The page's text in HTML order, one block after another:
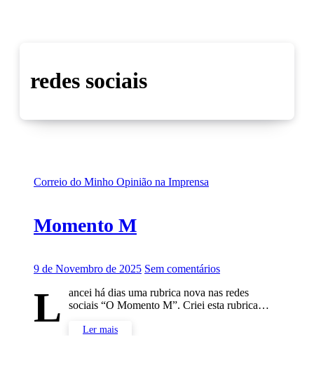
redes sociais
Correio do Minho Opinião na Imprensa
Momento M
9 de Novembro de 2025 Sem comentários
L
ancei há dias uma rubrica nova nas redes
sociais “O Momento M”. Criei esta rubrica…
Ler mais